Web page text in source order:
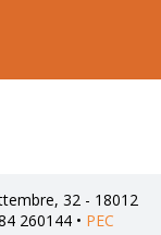
32 - 18012
260144 • PEC